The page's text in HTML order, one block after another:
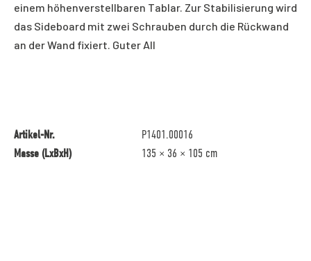
einem höhenverstellbaren Tablar. Zur Stabilisierung wird
das Sideboard mit zwei Schrauben durch die Rückwand
an der Wand fixiert. Guter All
Artikel-Nr.
P1401.00016
Masse (LxBxH)
135 × 36 × 105 cm